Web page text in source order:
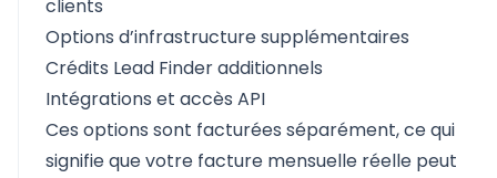
clients
Options d’infrastructure supplémentaires
Crédits Lead Finder additionnels
Intégrations et accès API
Ces options sont facturées séparément, ce qui
signifie que votre facture mensuelle réelle peut